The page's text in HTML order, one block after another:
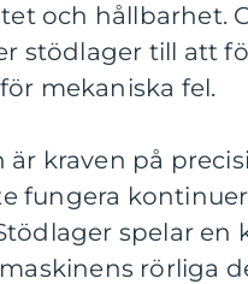
och hållbarhet.
stödlager till att
mekaniska fel.
kraven på
fungera
spelar
rörliga